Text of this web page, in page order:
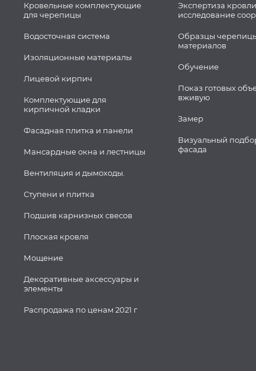
Кровельные комплектующие
для черепицы
Водосточная система
Изоляционные материалы
Лицевой кирпич
Комплектующие для
кирпичной кладки
Фасадная плитка и панели
Мансардные окна и лестницы
Вентиляция и дымоходы.
Ступени и плитка
Подшив карнизных свесов
Плоская кровля
Мощение
Декоративные аксессуары и
элементы
Распродажа по ценам 2021 г
Экспертиза
исследование
Образцы
материалов
Обучение
Показ готовых
вживую
Замер
Визуальный
фасада